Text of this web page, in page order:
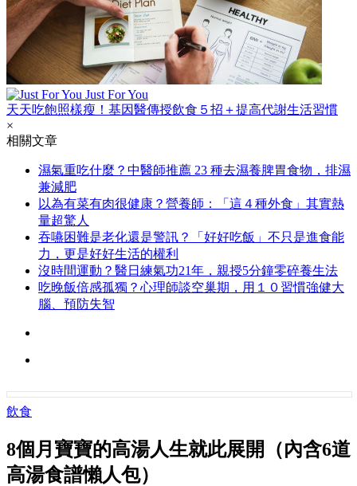
Just For You
天天吃飽照樣瘦！基因醫傳授飲食５招＋提高代謝生活習慣
×
相關文章
濕氣重吃什麼？中醫師推薦 23 種去濕養脾胃食物，排濕
兼減肥
以為有菜有肉很健康？營養師：「這４種外食」其實熱
量超驚人
吞嚥困難是老化還是警訊？「好好吃飯」不只是進食能
力，更是好好生活的權利
沒時間運動？醫日練氣功21年，親授5分鐘零碎養生法
吃晚飯倍感孤獨？心理師談空巢期，用１０習慣強健大
腦、預防失智
飲食
8個月寶寶的高湯人生就此展開（內含6道
高湯食譜懶人包）